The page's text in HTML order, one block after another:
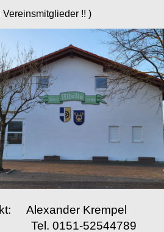
!! )
Alexander Krempel
Tel. 0151-52544789